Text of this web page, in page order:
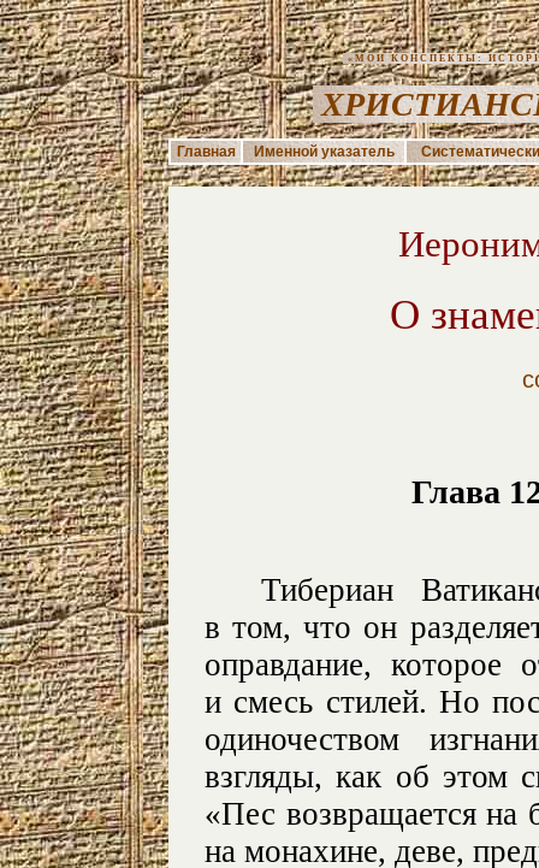
«МОИ КОНСПЕКТЫ:
Главная Именной указатель
О
Глава
Тибериан
в том, что он
оправдание, которое
и смесь стилей. Но
одиночеством
взгляды, как об этом
«Пес возвращается
на монахине, деве,